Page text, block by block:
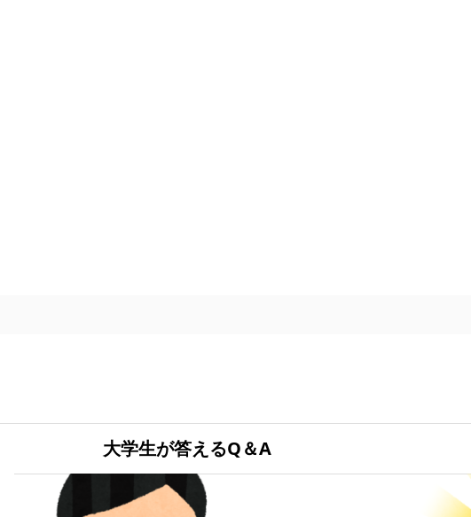
大学生が答えるQ＆A